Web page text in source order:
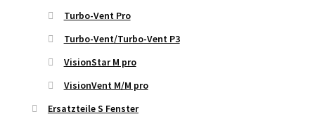
Turbo-Vent Pro
Turbo-Vent/Turbo-Vent P3
VisionStar M pro
VisionVent M/M pro
Ersatzteile S Fenster